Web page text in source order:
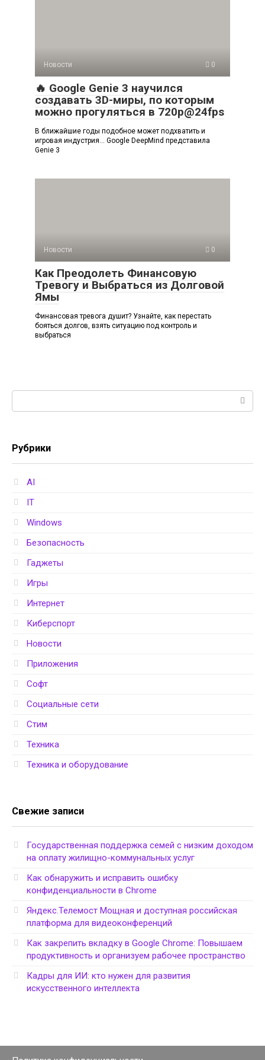
Новости 0
🔥 Google Genie 3 научился
создавать 3D-миры, по которым
можно прогуляться в 720p@24fps
В ближайшие годы подобное может подхватить и
игровая индустрия… Google DeepMind представила
Genie 3
Новости 0
Как Преодолеть Финансовую
Тревогу и Выбраться из Долговой
Ямы
Финансовая тревога душит? Узнайте, как перестать
бояться долгов, взять ситуацию под контроль и
выбраться
Рубрики
AI
IT
Windows
Безопасность
Гаджеты
Игры
Интернет
Киберспорт
Новости
Приложения
Софт
Социальные сети
Стим
Техника
Техника и оборудование
Свежие записи
Государственная поддержка семей с низким доходом
на оплату жилищно-коммунальных услуг
Как обнаружить и исправить ошибку
конфиденциальности в Chrome
Яндекс.Телемост Мощная и доступная российская
платформа для видеоконференций
Как закрепить вкладку в Google Chrome: Повышаем
продуктивность и организуем рабочее пространство
Кадры для ИИ: кто нужен для развития
искусственного интеллекта